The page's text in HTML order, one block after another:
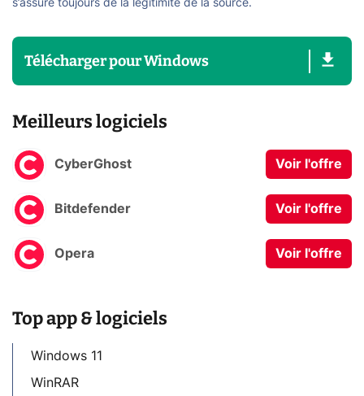
s’assure toujours de la légitimité de la source.
TéléchargerpourWindows
Meilleurs logiciels
CyberGhost Voir l'offre
Bitdefender Voir l'offre
Opera Voir l'offre
Top app & logiciels
Windows 11
WinRAR